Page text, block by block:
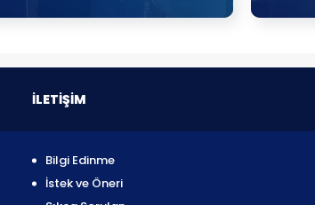
İLETİŞİM
Bilgi Edinme
İstek ve Öneri